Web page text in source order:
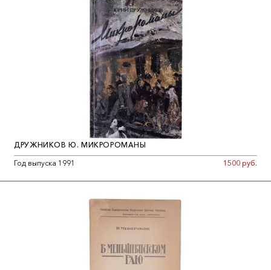
ДРУЖНИКОВ Ю. МИКРОРОМАНЫ
Год выпуска 1991
1500 руб.